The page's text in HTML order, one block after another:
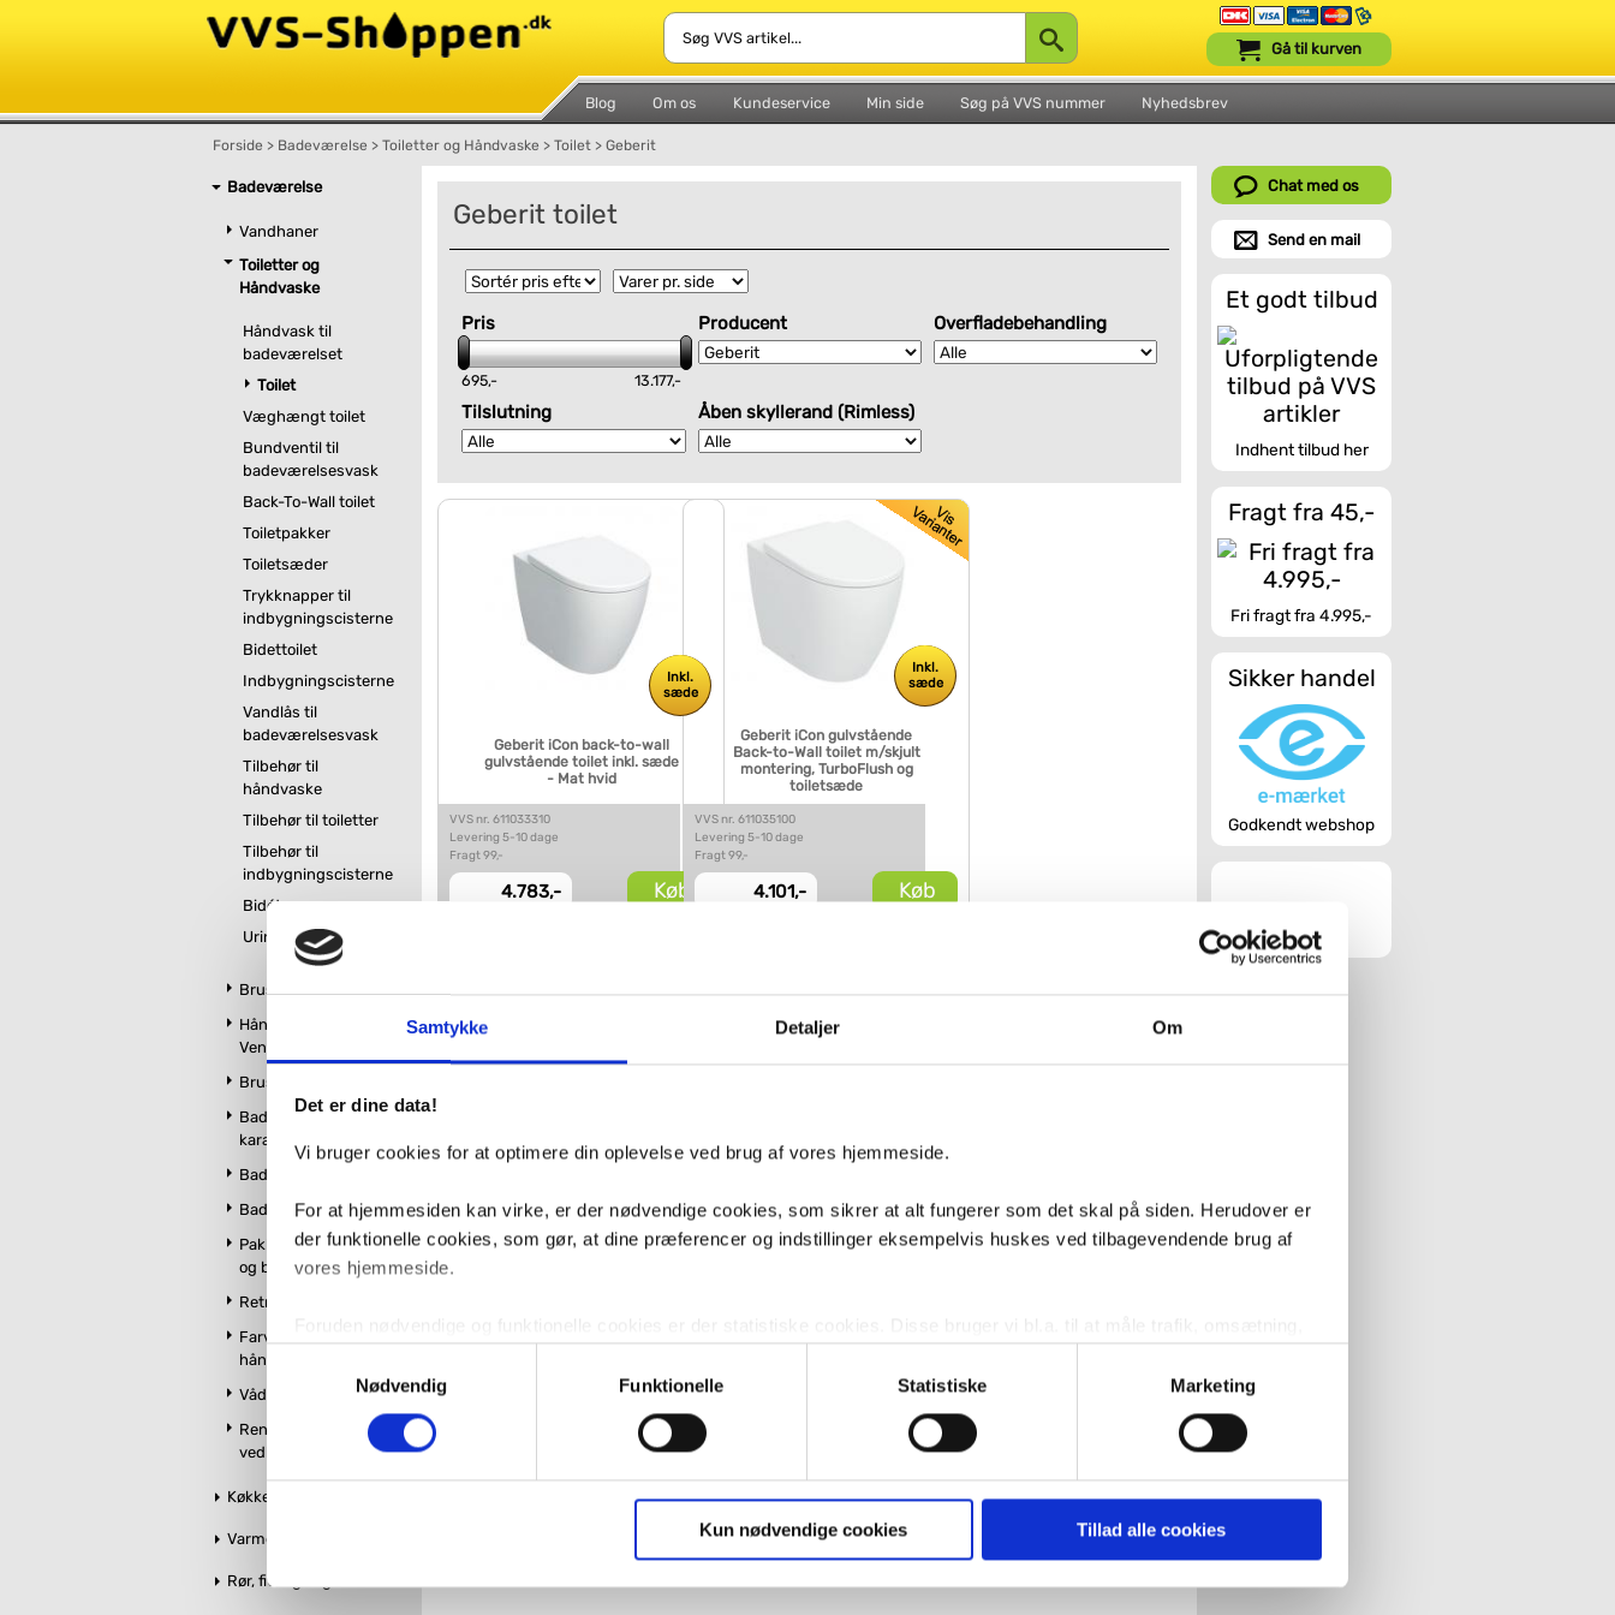
Samtykke Detaljer Om
Det er dine data!
Vi bruger cookies for at optimere din oplevelse ved brug af vores hjemmeside.
For at hjemmesiden kan virke, er der nødvendige cookies, som sikrer at alt fungerer som det skal på siden. Herudover er
der funktionelle cookies, som gør, at dine præferencer og indstillinger eksempelvis huskes ved tilbagevendende brug af
vores hjemmeside.
med henblik på annonceindhold, som giver mening for den enkelte af vores kunder.
VVS-Shoppen.dk bruger både egne cookies og tredjeparts cookies. Ved at klikke 'Vis detaljer' nedenfor kan du se hvilke
Hvis du accepterer alle cookies, så giver du samtykke til de ovenfor nævnte formål med de pågældende cookies. Du har
imidlertid også mulighed for at vælge bestemte cookie-typer til og fra nedenfor. Til enhver tid er det ligeledes muligt, at
ændre i dit samtykke, hvis du måtte ønske det.
Nødvendig
Funktionelle Statistiske Marketing
Kun nødvendige cookies Tillad alle cookies
Blog Om os Kundeservice Min side Søg på VVS nummer Nyhedsbrev
Gå til kurven
Forside > Badeværelse > Toiletter og Håndvaske > Toilet > Geberit
Badeværelse
Vandhaner
Toiletter og
Håndvaske
Håndvask til
badeværelset
Toilet
Væghængt toilet
Bundventil til
badeværelsesvask
Back-To-Wall toilet
Toiletpakker
Toiletsæder
Trykknapper til
indbygningscisterne
Bidettoilet
Indbygningscisterne
Vandlås til
badeværelsesvask
Tilbehør til
håndvaske
Tilbehør til toiletter
Tilbehør til
indbygningscisterne
Bidét
Urinaler
Brus
Håndklædetørrer og
Ventilatorer
Brusekabiner
Badekar og
kararmatur
Badeværelsesmøbler
Badeværelsestilbehør
Pakker m. vandhane
og brus
Retro badeværelse
Farvet toilet &
håndvask
Vådrumslamper
Rengøring og
vedligeholdelse
Køkken
Varme og styring
Rør, fittings og tilbehør
Geberit toilet
Pris
695,- 13.177,-
Producent Overfladebehandling
Tilslutning Åben skyllerand (Rimless)
Inkl.
sæde
Geberit iCon back-to-wall
gulvstående toilet inkl. sæde
- Mat hvid
VVS nr. 611033310
Levering 5-10 dage
Fragt 99,-
4.783,- Køb
Inkl.
sæde
Geberit iCon gulvstående
Back-to-Wall toilet m/skjult
montering, TurboFlush og
toiletsæde
VVS nr. 611035100
Levering 5-10 dage
Fragt 99,-
4.101,- Køb
Vi kan skaffe næsten alt,forespørg på VVS artiklen herog vi giver dig besked hurtigst muligt.
Chat med os
Send en mail
Et godt tilbud
Indhent tilbud her
Fragt fra 45,-
Fri fragt fra 4.995,-
Sikker handel
Godkendt webshop